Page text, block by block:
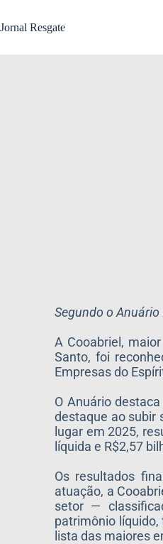
Jornal Resgate
Segundo o
A Cooabriel,
Santo, foi
Empresas do
O Anuário
destaque ao subir
lugar em 2025,
líquida e R$2,57
Os resultados
atuação, a
setor —
patrimônio líquido,
lista das maiores